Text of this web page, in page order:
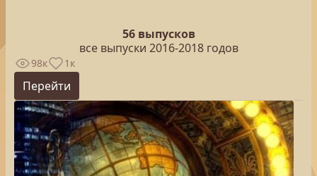
56 выпусков
все выпуски 2016-2018 годов
98к 1к
Перейти